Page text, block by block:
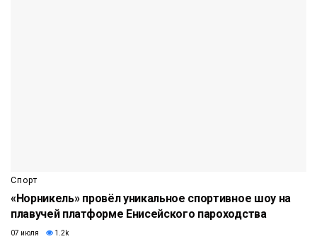
Спорт
«Норникель» провёл уникальное спортивное шоу на
плавучей платформе Енисейского пароходства
07 июля 1.2k